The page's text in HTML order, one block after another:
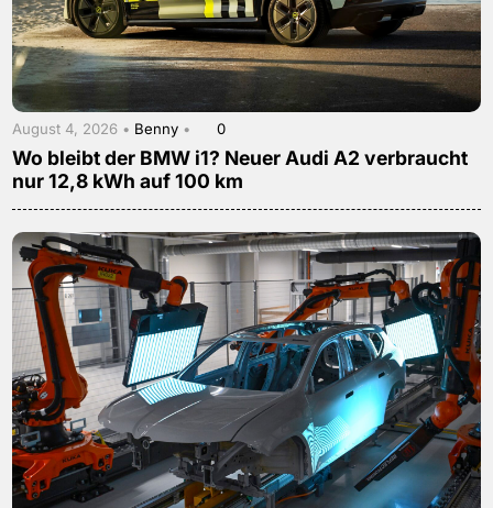
August 4, 2026 • Benny • 0
Wo bleibt der BMW i1? Neuer Audi A2 verbraucht
nur 12,8 kWh auf 100 km